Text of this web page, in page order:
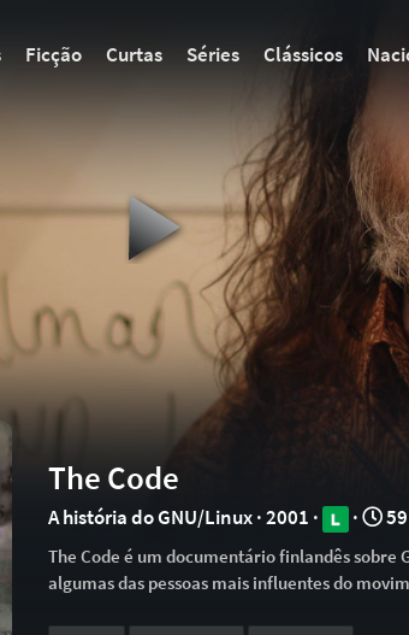
Ficção Curtas Séries Clássicos
The Code
A história do GNU/Linux · 2001 · · 59
The Code é um documentário finlandês sobre
algumas das pessoas mais influentes do